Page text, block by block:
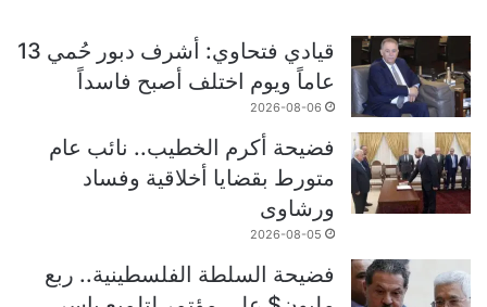
قيادي فتحاوي: أشرف دبور حُمي 13
عاماً ويوم اختلف أصبح فاسداً
2026-08-06
فضيحة أكرم الخطيب.. نائب عام
متورط بقضايا أخلاقية وفساد
ورشاوى
2026-08-05
فضيحة السلطة الفلسطينية.. ربع